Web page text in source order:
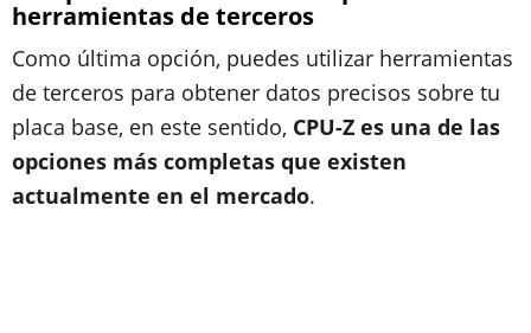
herramientas de terceros
Como última opción, puedes utilizar herramientas
de terceros para obtener datos precisos sobre tu
placa base, en este sentido, CPU-Z es una de las
opciones más completas que existen
actualmente en el mercado.